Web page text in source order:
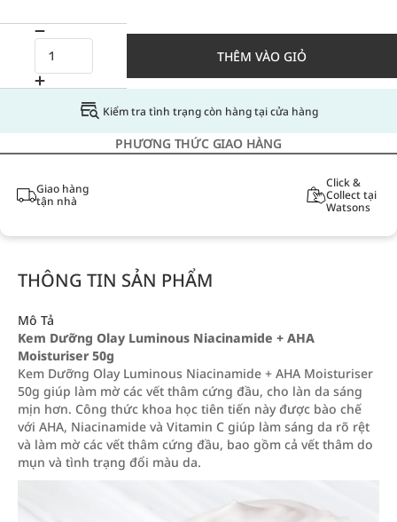
THÊM VÀO GIỎ
Kiểm tra tình trạng còn hàng tại cửa hàng
PHƯƠNG THỨC GIAO HÀNG
Giao hàng
tận nhà
Click &
Collect tại
Watsons
THÔNG TIN SẢN PHẨM
Mô Tả
Kem Dưỡng Olay Luminous Niacinamide + AHA
Moisturiser 50g
Kem Dưỡng Olay Luminous Niacinamide + AHA Moisturiser
50g giúp làm mờ các vết thâm cứng đầu, cho làn da sáng
mịn hơn. Công thức khoa học tiên tiến này được bào chế
với AHA, Niacinamide và Vitamin C giúp làm sáng da rõ rệt
và làm mờ các vết thâm cứng đầu, bao gồm cả vết thâm do
mụn và tình trạng đổi màu da.